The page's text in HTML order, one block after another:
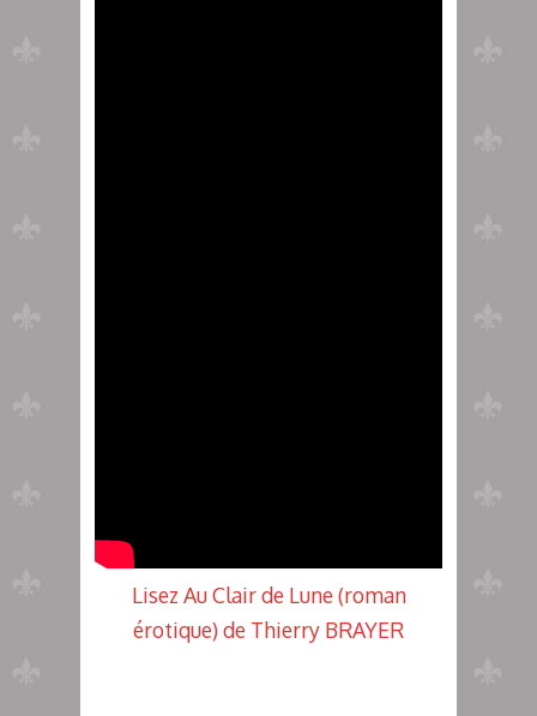
Lisez Au Clair de Lune (roman
érotique) de Thierry BRAYER